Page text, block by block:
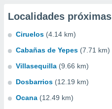
Localidades próximas
Ciruelos (4.14 km)
Cabañas de Yepes (7.71 km)
Villasequilla (9.66 km)
Dosbarrios (12.19 km)
Ocana (12.49 km)